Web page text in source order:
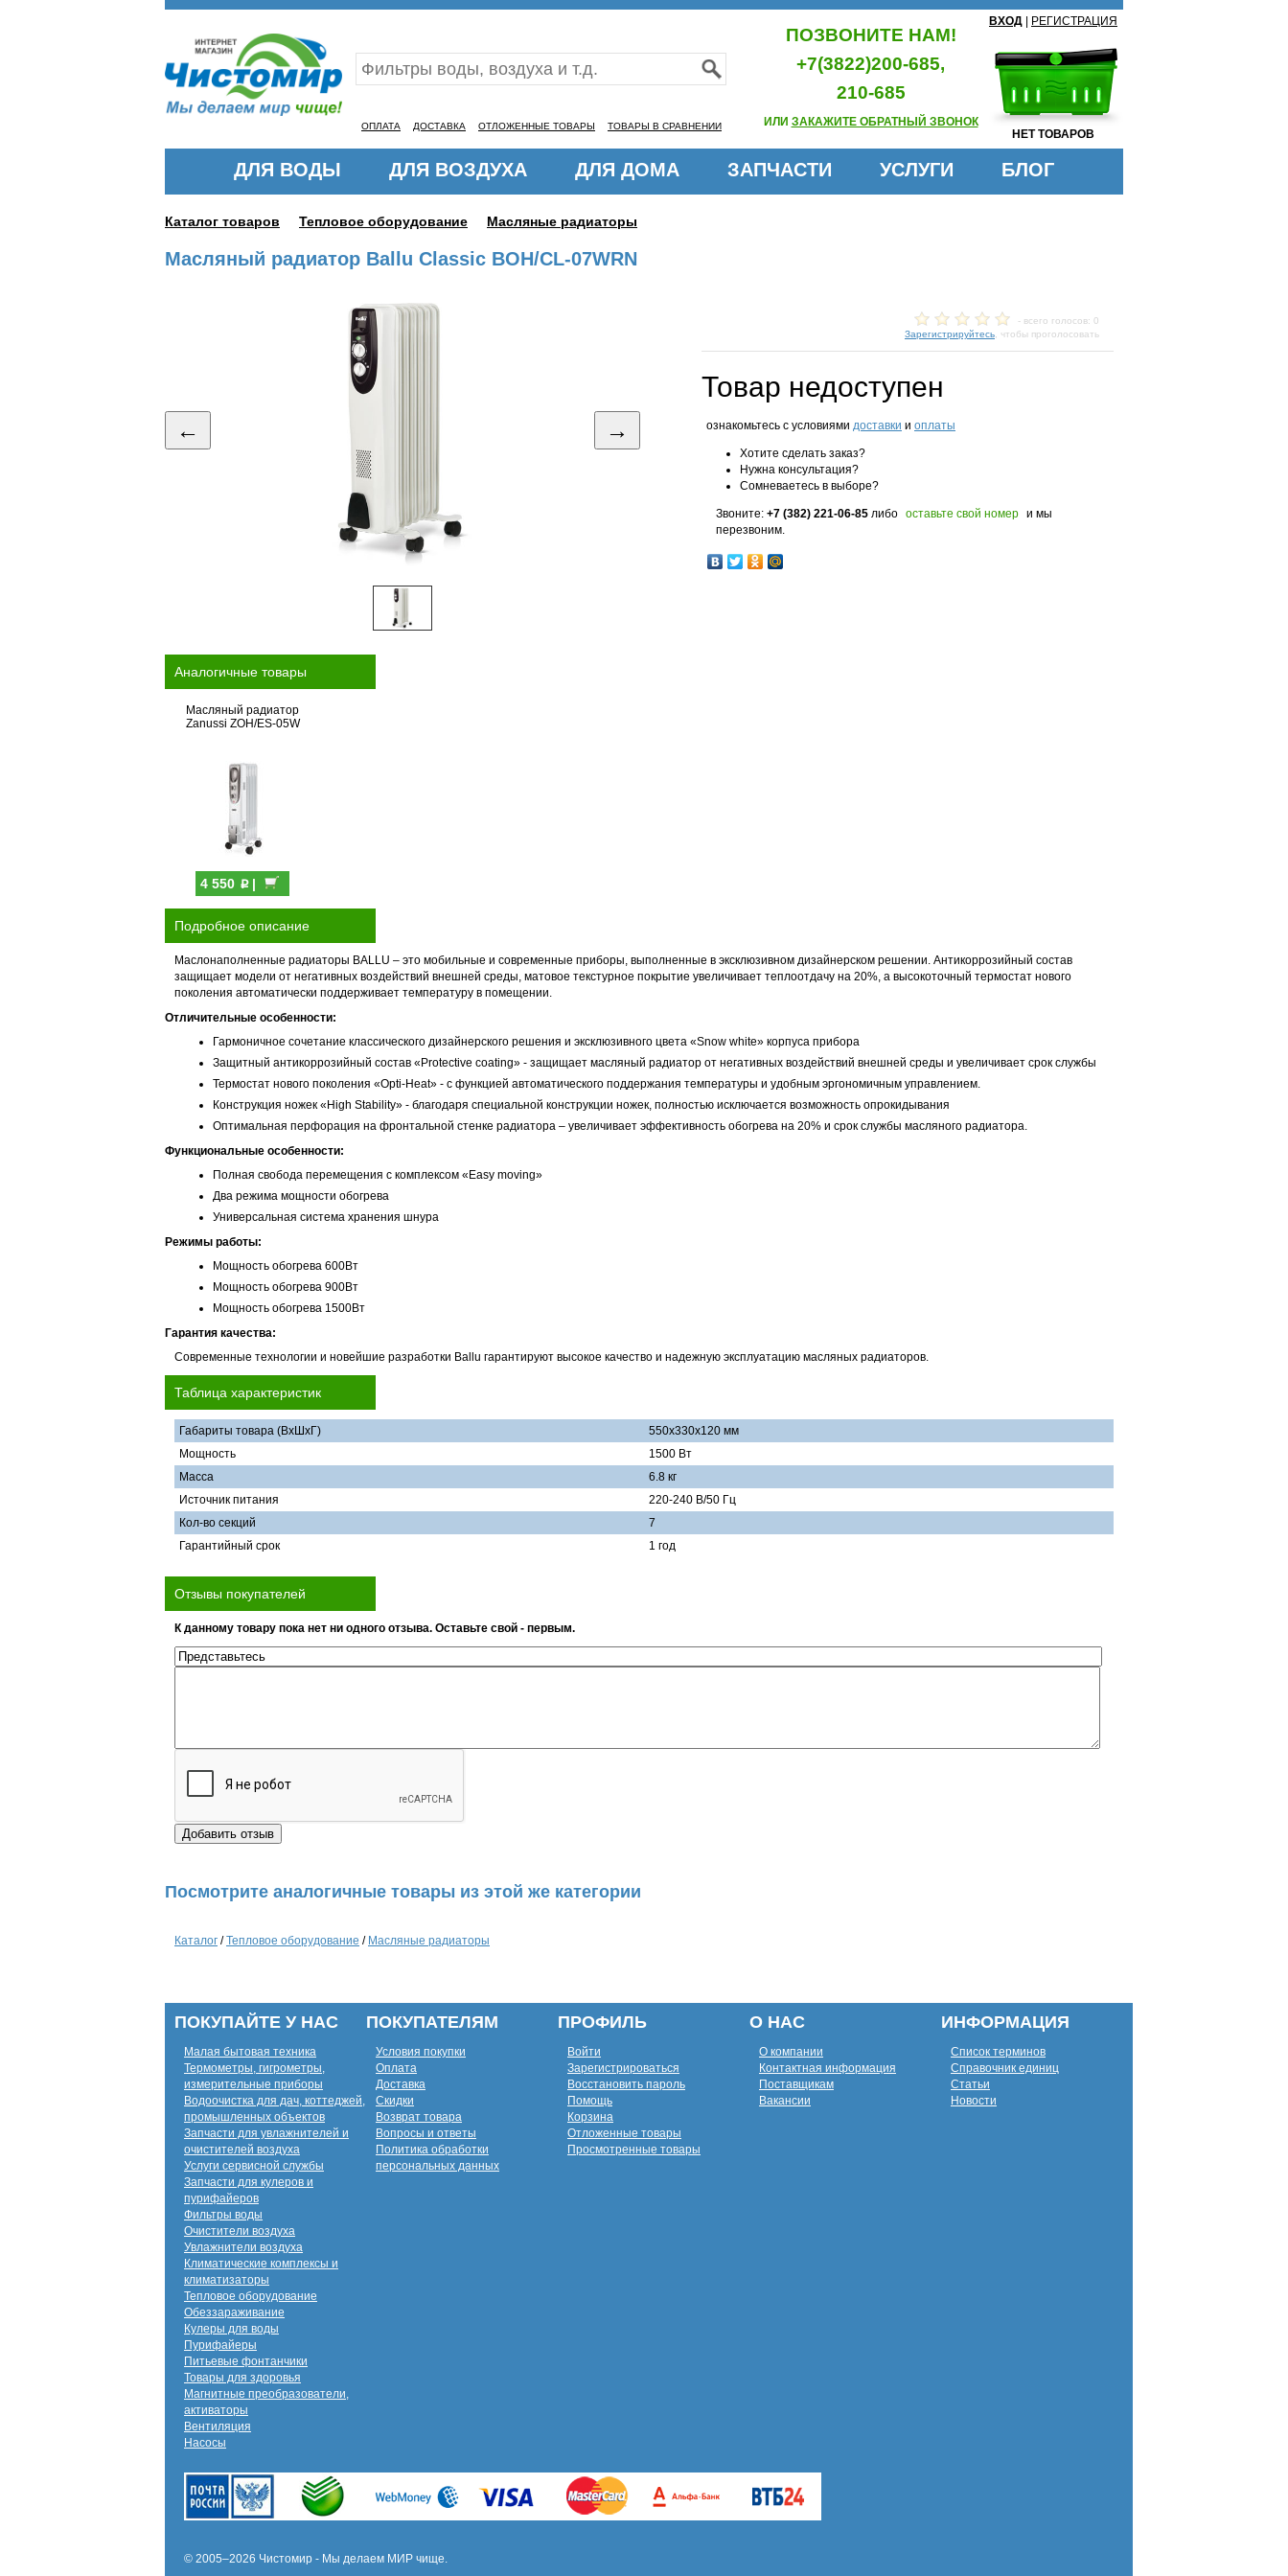
ОПЛАТА ДОСТАВКА ОТЛОЖЕННЫЕ ТОВАРЫ ТОВАРЫ В СРАВНЕНИИ
ПОЗВОНИТЕ НАМ!
+7(3822)200-685,
210-685
ИЛИ ЗАКАЖИТЕ ОБРАТНЫЙ ЗВОНОК
ВХОД РЕГИСТРАЦИЯ
НЕТ ТОВАРОВ
ДЛЯ ВОДЫ ДЛЯ ВОЗДУХА ДЛЯ ДОМА ЗАПЧАСТИ УСЛУГИ БЛОГ
Каталог товаров Тепловое оборудование Масляные радиаторы
Масляный радиатор Ballu Classic BOH/CL-07WRN
← →
- всего голосов: 0
Зарегистрируйтесь , чтобы проголосовать
Товар недоступен
ознакомьтесь с условиями доставки и оплаты
Хотите сделать заказ?
Нужна консультация?
Сомневаетесь в выборе?
Звоните: +7 (382) 221-06-85 либо оставьте свой номер и мы
перезвоним.
Аналогичные товары
Масляный радиатор
Zanussi ZOH/ES-05W
4 550 p|
Подробное описание
Маслонаполненные радиаторы BALLU – это мобильные и современные приборы, выполненные в эксклюзивном дизайнерском решении. Антикоррозийный состав
защищает модели от негативных воздействий внешней среды, матовое текстурное покрытие увеличивает теплоотдачу на 20%, а высокоточный термостат нового
поколения автоматически поддерживает температуру в помещении.
Отличительные особенности:
Гармоничное сочетание классического дизайнерского решения и эксклюзивного цвета «Snow white» корпуса прибора
Защитный антикоррозийный состав «Protective coating» - защищает масляный радиатор от негативных воздействий внешней среды и увеличивает срок службы
Термостат нового поколения «Opti-Heat» - с функцией автоматического поддержания температуры и удобным эргономичным управлением.
Конструкция ножек «High Stability» - благодаря специальной конструкции ножек, полностью исключается возможность опрокидывания
Оптимальная перфорация на фронтальной стенке радиатора – увеличивает эффективность обогрева на 20% и срок службы масляного радиатора.
Функциональные особенности:
Полная свобода перемещения с комплексом «Easy moving»
Два режима мощности обогрева
Универсальная система хранения шнура
Режимы работы:
Мощность обогрева 600Вт
Мощность обогрева 900Вт
Мощность обогрева 1500Вт
Гарантия качества:
Современные технологии и новейшие разработки Ballu гарантируют высокое качество и надежную эксплуатацию масляных радиаторов.
Таблица характеристик
Габариты товара (ВхШхГ)
550х330х120 мм
Мощность
1500 Вт
Масса
6.8 кг
Источник питания
220-240 В/50 Гц
Кол-во секций
7
Гарантийный срок
1 год
Отзывы покупателей
К данному товару пока нет ни одного отзыва. Оставьте свой - первым.
Посмотрите аналогичные товары из этой же категории
Каталог /Тепловое оборудование / Масляные радиаторы
ПОКУПАЙТЕ У НАС
Малая бытовая техника
Термометры, гигрометры,
измерительные приборы
Водоочистка для дач, коттеджей,
промышленных объектов
Запчасти для увлажнителей и
очистителей воздуха
Услуги сервисной службы
Запчасти для кулеров и
пурифайеров
Фильтры воды
Очистители воздуха
Увлажнители воздуха
Климатические комплексы и
климатизаторы
Тепловое оборудование
Обеззараживание
Кулеры для воды
Пурифайеры
Питьевые фонтанчики
Товары для здоровья
Магнитные преобразователи,
активаторы
Вентиляция
Насосы
ПОКУПАТЕЛЯМ
Условия покупки
Оплата
Доставка
Скидки
Возврат товара
Вопросы и ответы
Политика обработки
персональных данных
ПРОФИЛЬ
Войти
Зарегистрироваться
Восстановить пароль
Помощь
Корзина
Отложенные товары
Просмотренные товары
О НАС
О компании
Контактная информация
Поставщикам
Вакансии
ИНФОРМАЦИЯ
Список терминов
Справочник единиц
Статьи
Новости
© 2005–2026 Чистомир - Мы делаем МИР чище.